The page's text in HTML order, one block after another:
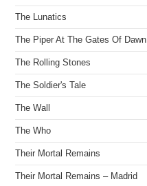
The Lunatics
The Piper At The Gates Of Dawn
The Rolling Stones
The Soldier's Tale
The Wall
The Who
Their Mortal Remains
Their Mortal Remains – Madrid